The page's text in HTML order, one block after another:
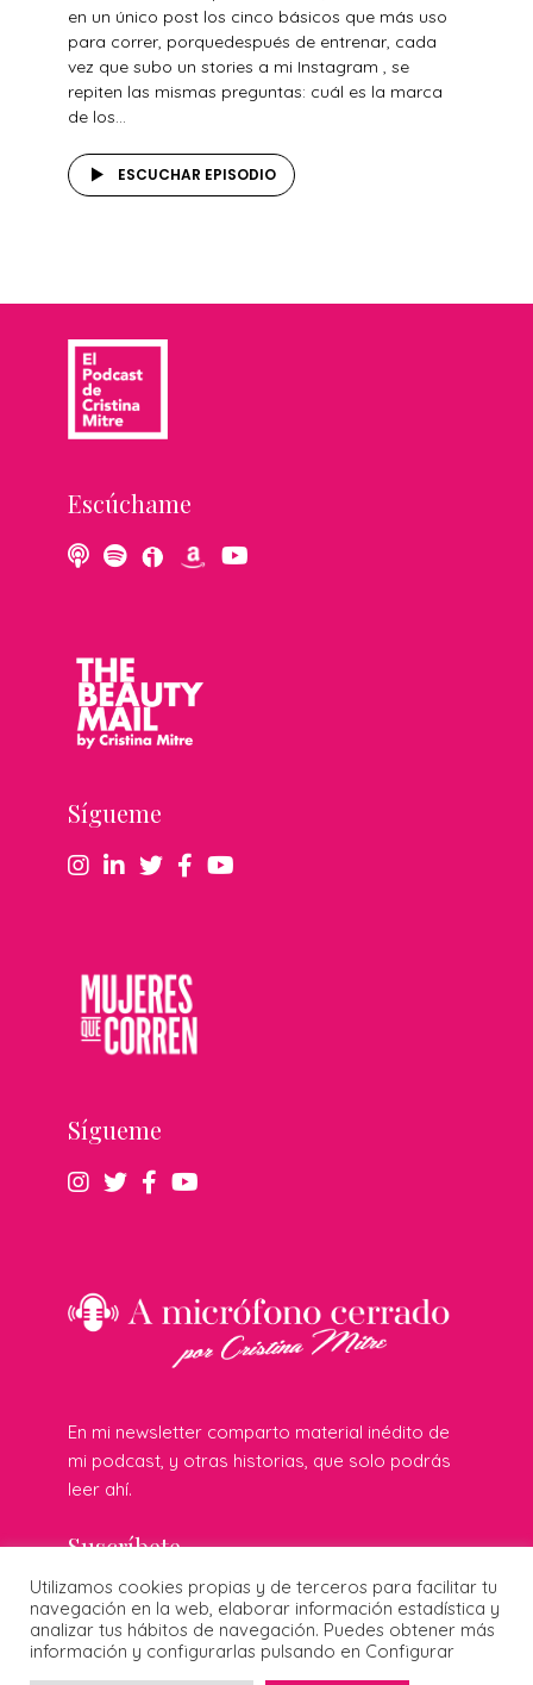
en un único post los cinco básicos que más uso
para correr, porquedespués de entrenar, cada
vez que subo un stories a mi Instagram , se
repiten las mismas preguntas: cuál es la marca
de los...
ESCUCHAR EPISODIO
Escúchame
Sígueme
Sígueme
En mi newsletter comparto material inédito de
mi podcast, y otras historias, que solo podrás
leer ahí.
Suscríbete
© 2026 Cristina Mitre · Todos los derechos reservados ·
Utilizamos cookies propias y de terceros para facilitar tu
navegación en la web, elaborar información estadística y
analizar tus hábitos de navegación. Puedes obtener más
información y configurarlas pulsando en Configurar